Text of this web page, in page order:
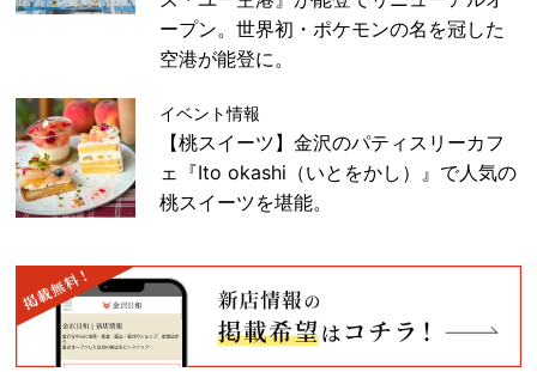
ープン。世界初・ポケモンの名を冠した
空港が能登に。
イベント情報
【桃スイーツ】金沢のパティスリーカフ
ェ『Ito okashi（いとをかし）』で人気の
桃スイーツを堪能。